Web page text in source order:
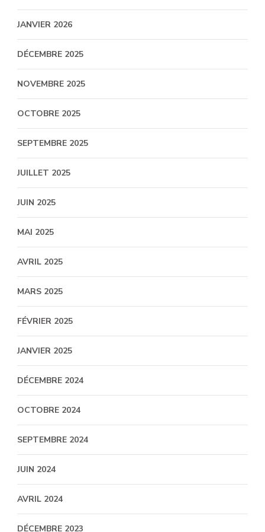
JANVIER 2026
DÉCEMBRE 2025
NOVEMBRE 2025
OCTOBRE 2025
SEPTEMBRE 2025
JUILLET 2025
JUIN 2025
MAI 2025
AVRIL 2025
MARS 2025
FÉVRIER 2025
JANVIER 2025
DÉCEMBRE 2024
OCTOBRE 2024
SEPTEMBRE 2024
JUIN 2024
AVRIL 2024
DÉCEMBRE 2023